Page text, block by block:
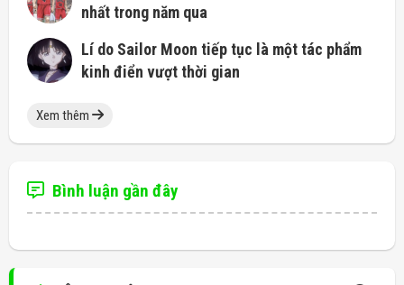
nhất trong năm qua
Lí do Sailor Moon tiếp tục là một tác phẩm
kinh điển vượt thời gian
Xem thêm
Bình luận gần đây